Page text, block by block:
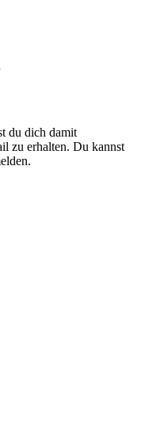
du dich damit
zu erhalten. Du kannst